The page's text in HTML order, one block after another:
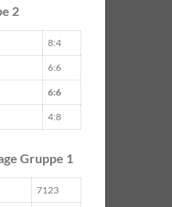
2
8:4
6:6
6:6
4:8
Gruppe 1
7123